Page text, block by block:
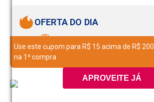
APROVEITE JÁ
OFERTA DO DIA
Use este cupom para R$ 15 acima de R$ 200
na 1ª compra